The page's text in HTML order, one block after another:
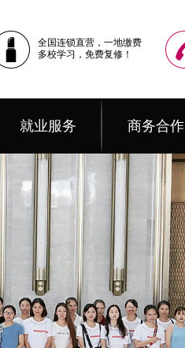
全国连锁直营，一地缴费
多校学习，免费复修！
就业服务 商务合作